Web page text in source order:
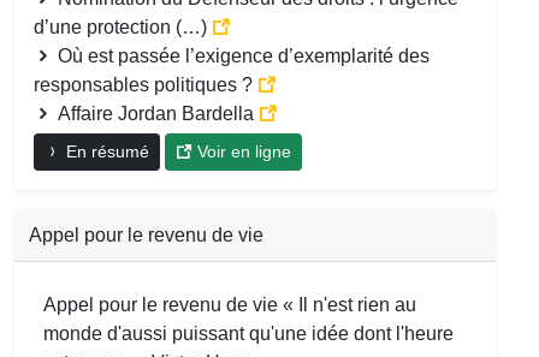
d’une protection (…)
Où est passée l’exigence d’exemplarité des
responsables politiques ?
Affaire Jordan Bardella
En résumé Voir en ligne
Appel pour le revenu de vie
Appel pour le revenu de vie « Il n'est rien au
monde d'aussi puissant qu'une idée dont l'heure